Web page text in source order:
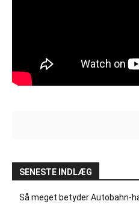
SENESTE INDLÆG
Så meget betyder Autobahn-